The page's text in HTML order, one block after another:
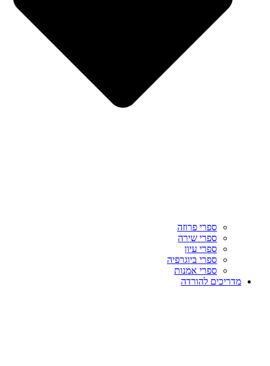
ספרי פרוזה
ספרי שירה
ספרי עיון
ספרי ביוגרפיה
ספרי אמנות
מדריכים להורדה